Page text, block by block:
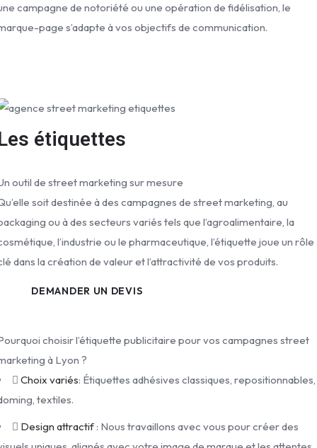
campagne de notoriété ou une opération de fidélisation, le
page s’adapte à vos objectifs de communication.
étiquettes
outil de street marketing sur mesure
soit destinée à des campagnes de street marketing, au
ou à des secteurs variés tels que l’agroalimentaire, la
l’industrie ou le pharmaceutique, l’étiquette joue un rôle
dans la création de valeur et l’attractivité de vos produits.
DEMANDER UN DEVIS
choisir l’étiquette publicitaire pour vos campagnes street
à Lyon ?
Choix variés: Étiquettes adhésives classiques, repositionnables,
textiles.
Design attractif : Nous travaillons avec vous pour créer des